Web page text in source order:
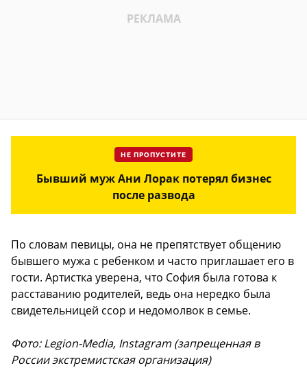
НЕ ПРОПУСТИТЕ
Бывший муж Ани Лорак потерял бизнес
после развода
По словам певицы, она не препятствует общению
бывшего мужа с ребенком и часто приглашает его в
гости. Артистка уверена, что София была готова к
расставанию родителей, ведь она нередко была
свидетельницей ссор и недомолвок в семье.
Фото: Legion-Media, Instagram (запрещенная в
России экстремистская организация)